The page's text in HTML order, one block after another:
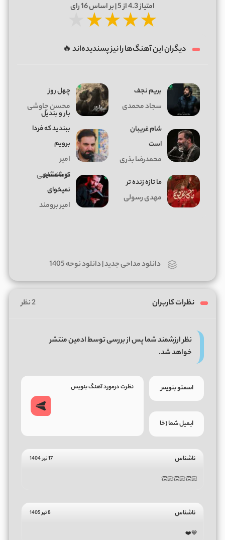
امتیاز4.3از 5 | بر اساس 16رای
★★★★
دیگران این آهنگ‌ها را نیز پسندیده‌اند 🔥
بریم نجف
سجاد محمدی
چهل روز
محسن چاوشی
شام غریبان
است
محمدرضا بذری
بار و بندیل
ببندید که فردا
برویم
امیر
کرمانشاهی
ما تازه زنده تر
مهدی رسولی
تو شمشیر
نمیخوای
امیر برومند
دانلود مداحی جدید | دانلود نوحه 1405
نظرات کاربران 2 نظر
نظر ارزشمند شما پس از بررسی توسط ادمین منتشر
خواهد شد.
ناشناس 17 تیر 1404
👏🏻👏🏻👏🏻
ناشناس 8 تیر 1405
💙⁦❤️⁩